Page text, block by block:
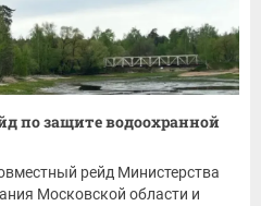
по защите водоохранной
рейд Министерства
Московской области и